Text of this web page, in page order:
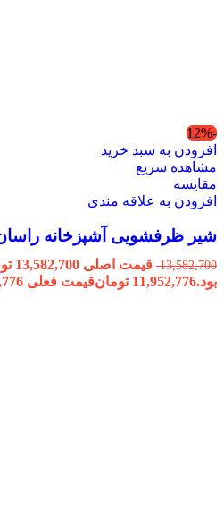
-12%
افزودن به سبد خرید
مشاهده سریع
مقایسه
افزودن به علاقه مندی
شیر ظرفشویی آشپزخانه
13,582,700
قیمت
بود.11,952,776 تومانقیمت فعلی 11,952,776 تومان است.